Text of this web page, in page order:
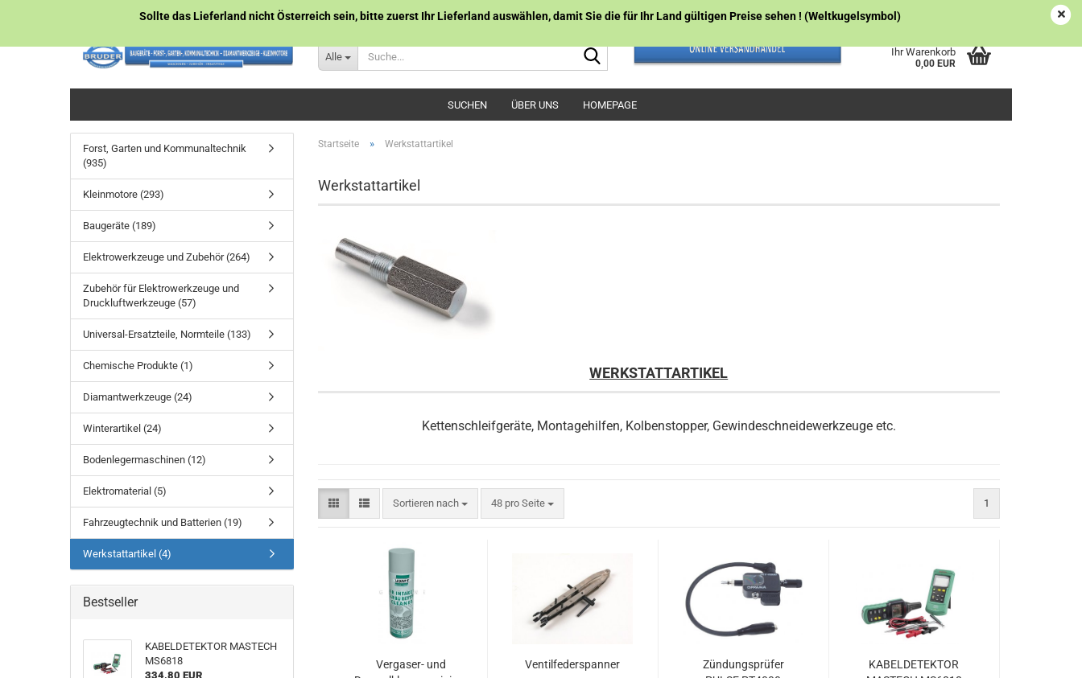
Österreich Kundenlogin
Alle
Suche... Ihr Warenkorb
0,00 EUR
Sollte das Lieferland nicht Österreich sein, bitte zuerst Ihr Lieferland auswählen, damit Sie die für Ihr Land gültigen Preise sehen ! (Weltkugelsymbol)
SUCHEN ÜBER UNS HOMEPAGE
Startseite » Werkstattartikel
Werkstattartikel
WERKSTATTARTIKEL
Kettenschleifgeräte, Montagehilfen, Kolbenstopper, Gewindeschneidewerkzeuge etc.
Sortieren nach
Sortieren nach 48 pro Seite
pro Seite 1
Vergaser- und
Ventilfederspanner
Zündungsprüfer
KABELDETEKTOR
Forst, Garten und Kommunaltechnik
(935)
Kleinmotore (293)
Baugeräte (189)
Elektrowerkzeuge und Zubehör (264)
Zubehör für Elektrowerkzeuge und
Druckluftwerkzeuge (57)
Universal-Ersatzteile, Normteile (133)
Chemische Produkte (1)
Diamantwerkzeuge (24)
Winterartikel (24)
Bodenlegermaschinen (12)
Elektromaterial (5)
Fahrzeugtechnik und Batterien (19)
Werkstattartikel (4)
Bestseller
KABELDETEKTOR MASTECH
MS6818
334,80 EUR